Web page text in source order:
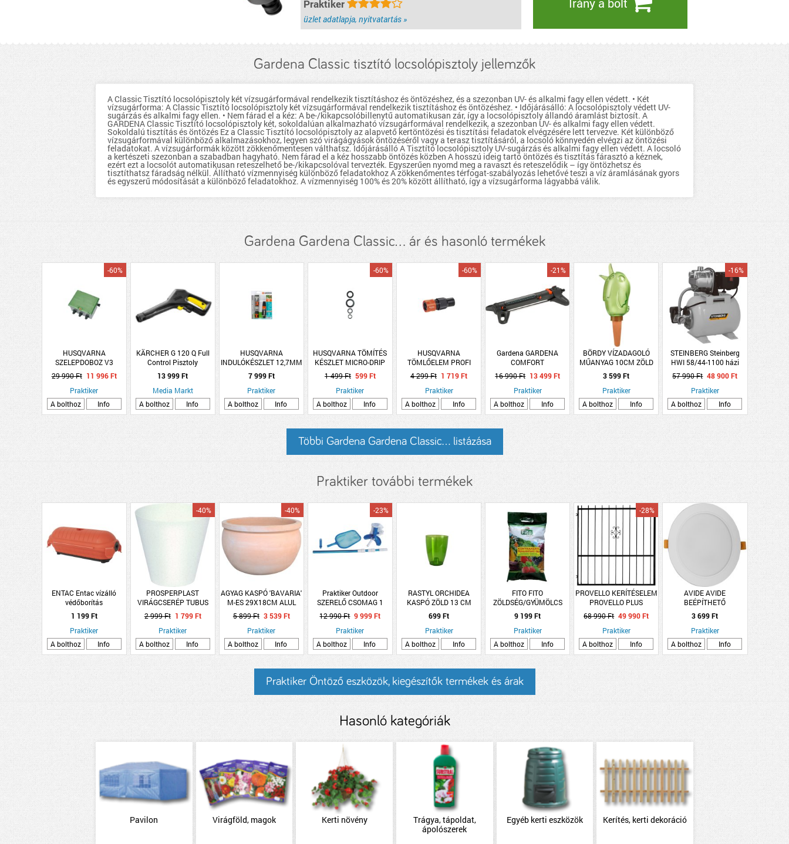
nélkül. Állítható vízmennyiség különböző feladatokhoz A
zökkenőmentes térfogat-szabályozás lehetővé teszi a víz
áramlásának gyors és egyszerű módosítását a különböző
feladatokhoz. A vízmennyiség 100% és 20% között állítható, így a
vízsugárforma lágyabbá válik.
részletek...
Praktiker
üzlet adatlapja, nyitvatartás »
Gardena Classic tisztító locsolópisztoly jellemzők
A Classic Tisztító locsolópisztoly két vízsugárformával rendelkezik tisztításhoz és öntözéshez, és a szezonban UV- és alkalmi fagy ellen védett. • Két
vízsugárforma: A Classic Tisztító locsolópisztoly két vízsugárformával rendelkezik tisztításhoz és öntözéshez. • Időjárásálló: A locsolópisztoly védett UV-
sugárzás és alkalmi fagy ellen. • Nem fárad el a kéz: A be-/kikapcsolóbillenytű automatikusan zár, így a locsolópisztoly állandó áramlást biztosít. A
GARDENA Classic Tisztító locsolópisztoly két, sokoldalúan alkalmazható vízsugárformával rendelkezik, a szezonban UV- és alkalmi fagy ellen védett.
Sokoldalú tisztítás és öntözés Ez a Classic Tisztító locsolópisztoly az alapvető kertöntözési és tisztítási feladatok elvégzésére lett tervezve. Két különböző
vízsugárformával különböző alkalmazásokhoz, legyen szó virágágyások öntözéséről vagy a terasz tisztításáról, a locsoló könnyedén elvégzi az öntözési
feladatokat. A vízsugárformák között zökkenőmentesen válthatsz. Időjárásálló A Tisztító locsolópisztoly UV-sugárzás és alkalmi fagy ellen védett. A locsoló
a kertészeti szezonban a szabadban hagyható. Nem fárad el a kéz hosszabb öntözés közben A hosszú ideig tartó öntözés és tisztítás fárasztó a kéznek,
ezért ezt a locsolót automatikusan reteszelhető be-/kikapcsolóval tervezték. Egyszerűen nyomd meg a ravaszt és reteszelődik – így öntözhetsz és
tisztíthatsz fáradság nélkül. Állítható vízmennyiség különböző feladatokhoz A zökkenőmentes térfogat-szabályozás lehetővé teszi a víz áramlásának gyors
és egyszerű módosítását a különböző feladatokhoz. A vízmennyiség 100% és 20% között állítható, így a vízsugárforma lágyabbá válik.
Gardena Gardena Classic... ár és hasonló termékek
HUSQVARNA
SZELEPDOBOZ V3
SZELEP NÉLKÜL
-60%
29 990 Ft 11 996 Ft
Praktiker
A bolthoz
Info
KÄRCHER G 120 Q Full
Control Pisztoly
26438230
13 999 Ft
Media Markt
A bolthoz
Info
HUSQVARNA
INDULÓKÉSZLET 12,7MM
*200630*
7 999 Ft
Praktiker
A bolthoz
Info
HUSQVARNA TÖMÍTÉS
KÉSZLET MICRO-DRIP
PROFI RENDSZER
-60%
1 499 Ft 599 Ft
Praktiker
A bolthoz
Info
HUSQVARNA
TÖMLŐELEM PROFI
SYSTEM
-60%
4 299 Ft 1 719 Ft
Praktiker
A bolthoz
Info
Gardena GARDENA
COMFORT
NÉGYSZÖGESŐZTETŐ
AQUAZOOM S
-21%
16 990 Ft 13 499 Ft
Praktiker
A bolthoz
Info
BÖRDY VÍZADAGOLÓ
MŰANYAG 10CM ZÖLD
BÖRDY
3 599 Ft
Praktiker
A bolthoz
Info
STEINBERG Steinberg
HWI 58/44-1100 házi
vízmű inox 1100W
3500L/H
-16%
57 990 Ft 48 900 Ft
Praktiker
A bolthoz
Info
Többi Gardena Gardena Classic... listázása
Praktiker további termékek
ENTAC Entac vízálló
védőborítás
hosszabbítókhoz IP44
1 199 Ft
Praktiker
A bolthoz
Info
PROSPERPLAST
VIRÁGCSERÉP TUBUS
ECO WOOD MŰANYAG
25X23,3CM FEHÉR
-40%
2 999 Ft 1 799 Ft
Praktiker
A bolthoz
Info
AGYAG KASPÓ 'BAVARIA'
M-ES 29X18CM ALUL
LUKASZTOTT
-40%
5 899 Ft 3 539 Ft
Praktiker
A bolthoz
Info
Praktiker Outdoor
SZERELŐ CSOMAG 1
LESZEDŐ HÁLÓ 3X60 CM,
ALU NYÉL,1 HŐMÉRŐ,1
MEDENCE PORSZÍVÓ
-23%
12 990 Ft 9 999 Ft
Praktiker
A bolthoz
Info
RASTYL ORCHIDEA
KASPÓ ZÖLD 13 CM
VÍZTISZTA
699 Ft
Praktiker
A bolthoz
Info
FITO FITO
ZÖLDSÉG/GYÜMÖLCS
MŰTRÁGYA 5KG
9 199 Ft
Praktiker
A bolthoz
Info
PROVELLO KERÍTÉSELEM
PROVELLO PLUS
NAGYKAPU BAL
HORGANYZOTT
FEK.1500X1500X30MM
-28%
68 990 Ft 49 990 Ft
Praktiker
A bolthoz
Info
AVIDE AVIDE
BEÉPÍTHETŐ
MENNYEZETI LÁMPA LED
18W 1900LM 4000K NW
KEREK MŰANYAG
3 699 Ft
Praktiker
A bolthoz
Info
Praktiker Öntöző eszközök, kiegészítők termékek és árak
Hasonló kategóriák
Pavilon Virágföld, magok Kerti növény
Trágya, tápoldat,
ápolószerek
Egyéb kerti eszközök Kerítés, kerti dekoráció